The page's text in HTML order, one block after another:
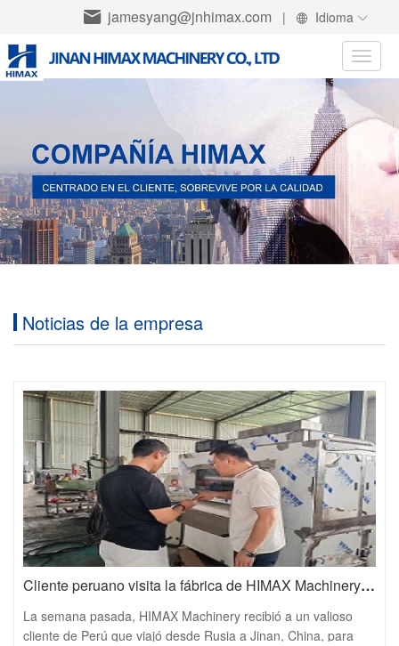
jamesyang@jnhimax.com | Idioma
Toggle
Noticias de la empresa
Cliente peruano visita la fábrica de HIMAX Machinery en Jinan, fortaleciendo la cooperación internacional
La semana pasada, HIMAX Machinery recibió a un valioso
cliente de Perú que viajó desde Rusia a Jinan, China, para